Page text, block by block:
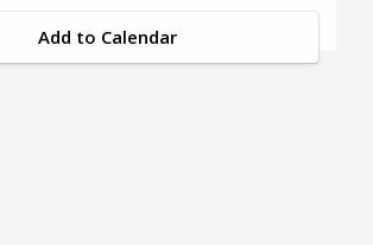
Add to Calendar